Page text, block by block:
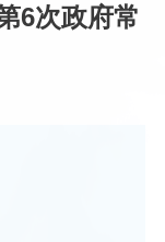
6次政府常